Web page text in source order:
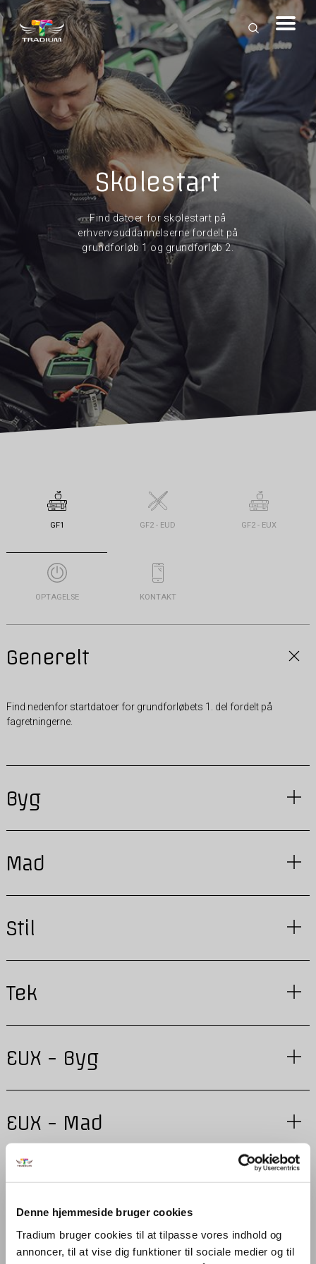
Denne hjemmeside bruger cookies
Tradium bruger cookies til at tilpasse vores indhold og
annoncer, til at vise dig funktioner til sociale medier og til
Skolestart
Find datoer for skolestart på
erhvervsuddannelserne fordelt på
grundforløb 1 og grundforløb 2.
GF1 GF2 - EUD GF2 - EUX
OPTAGELSE KONTAKT
Generelt
Find nedenfor startdatoer for grundforløbets 1. del fordelt på
fagretningerne.
Byg
Mad
Stil
Tek
EUX - Byg
EUX - Mad
EUX - Tek
Business to Business